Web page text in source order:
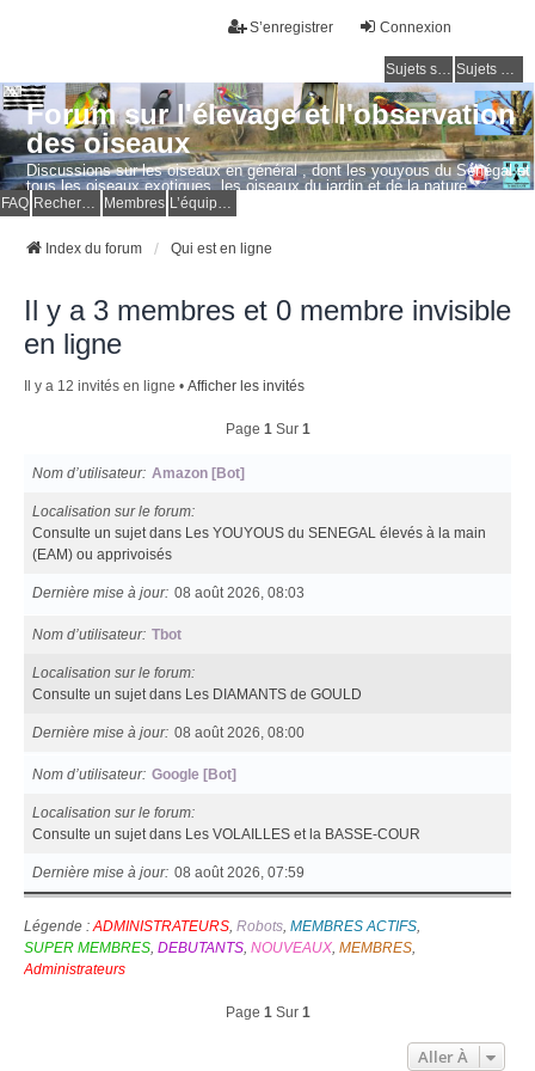
Connexion
S’enregistrer
Sujets sans réponse Sujets actifs
Forum sur l'élevage et l'observation
des oiseaux
Discussions sur les oiseaux en général , dont les youyous du Sénégal et
tous les oiseaux exotiques, les oiseaux du jardin et de la nature.
Questions, photos, expériences.
FAQ Membres
Index du forum Qui est en ligne
Il y a 3 membres et 0 membre invisible
en ligne
Il y a 12 invités en ligne • Afficher les invités
Page 1 Sur 1
Nom d’utilisateur Amazon [Bot]
Localisation sur le forum
Consulte un sujet dans Les YOUYOUS du SENEGAL élevés à la main
(EAM) ou apprivoisés
Dernière mise à jour 08 août 2026, 08:03
Nom d’utilisateur Tbot
Localisation sur le forum
Consulte un sujet dans Les DIAMANTS de GOULD
Dernière mise à jour 08 août 2026, 08:00
Nom d’utilisateur Google [Bot]
Localisation sur le forum
Consulte un sujet dans Les VOLAILLES et la BASSE-COUR
Dernière mise à jour 08 août 2026, 07:59
Légende : ADMINISTRATEURS Robots MEMBRES ACTIFS
SUPER MEMBRES DEBUTANTS NOUVEAUX MEMBRES
Administrateurs
Page 1 Sur 1
Aller À